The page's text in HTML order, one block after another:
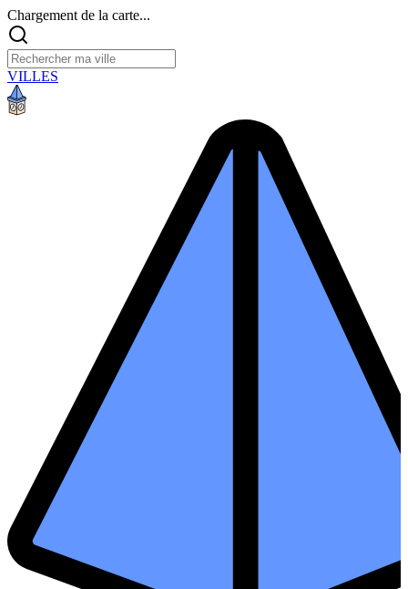
Chargement de la carte...
VILLES